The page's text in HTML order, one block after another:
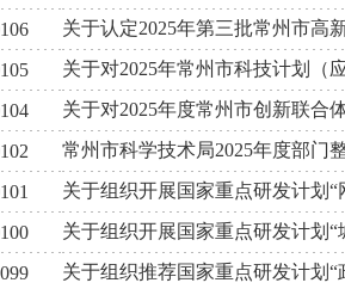
关于认定2025年第三批常州市高
关于对2025年常州市科技计划（
关于对2025年度常州市创新联合
常州市科学技术局2025年度部门
关于组织开展国家重点研发计划“
关于组织开展国家重点研发计划
关于组织推荐国家重点研发计划